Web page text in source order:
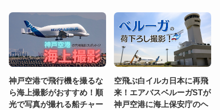
神戸空港で飛行機を撮るな
ら海上撮影がおすすめ！順
光で写真が撮れる船チャー
空飛ぶ白イルカ日本に再飛
来！エアバスベルーガSTが
神戸空港に海上保安庁のヘ